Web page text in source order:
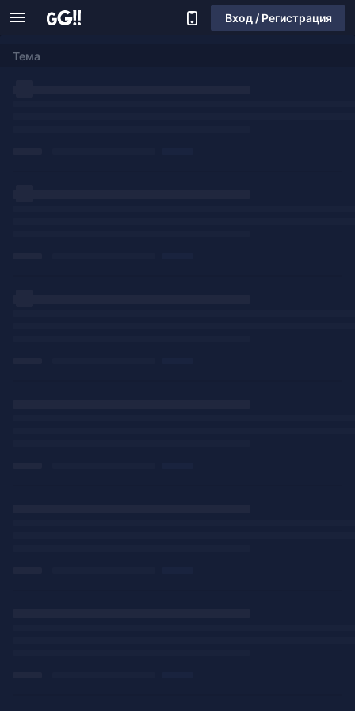
Вход / Регистрация
Тема